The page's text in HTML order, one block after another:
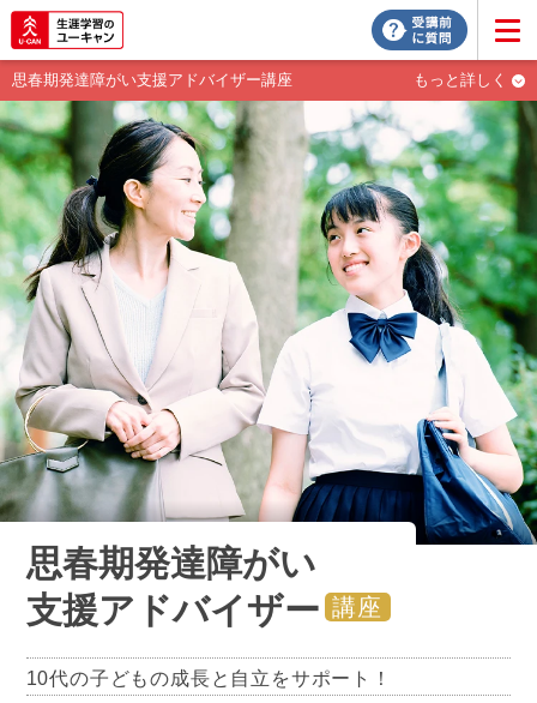
思春期発達障がい支援アドバイザー講座 もっと詳しく
思春期発達障がい
支援アドバイザー 講座
10代の子どもの成長と自立をサポート！